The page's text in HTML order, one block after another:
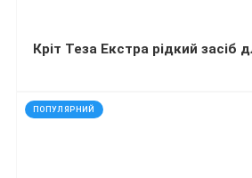
ПОПУЛЯРНИЙ
код: 2443